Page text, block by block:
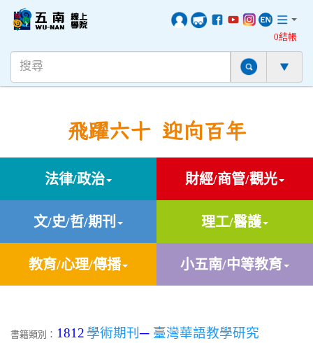
0結帳
飛躍六十 迎向百年
法律/政治 財經/商管/觀光
文/史/哲/期刊 理工/醫護
教育/心理/傳播 小五南/中等教育
書籍類別： 1812 學術期刊─ 臺灣華語教學研究